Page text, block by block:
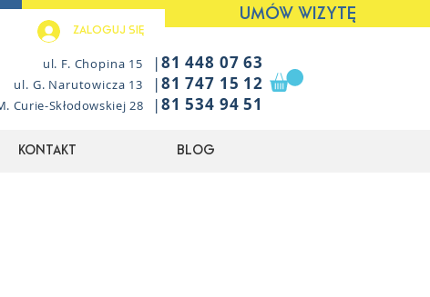
Zaloguj się
UMÓW WIZYTĘ
ul. F. Chopina 15
ul. G. Narutowicza 13
Curie-Skłodowskiej 28
|81 448 07 63
|81 747 15 12
|81 534 94 51
Kontakt Blog